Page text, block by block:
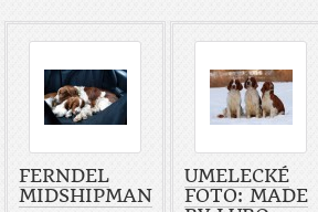
FERNDEL
MIDSHIPMAN
UMELECKÉ
FOTO: MADE